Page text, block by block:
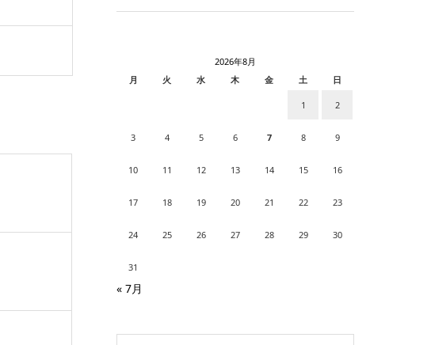
2026年8月
月
火 水 木 金 土 日
1 2
3 4 5 6 7 8 9
10 11 12 13 14 15 16
17 18 19 20 21 22 23
24 25 26 27 28 29 30
31
« 7月